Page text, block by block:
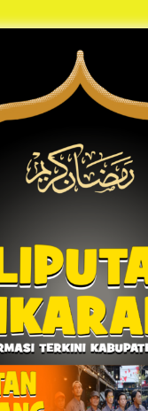
Cepat Polres Metro Bekasi
Pengusiran Pendirian Posko
Kodim 0509 Kabupaten
Perahu Bantuan Dari
1 tahun ago
Jelang Ramadhan,
Gelar STQ ke-VII
1 tahun ago